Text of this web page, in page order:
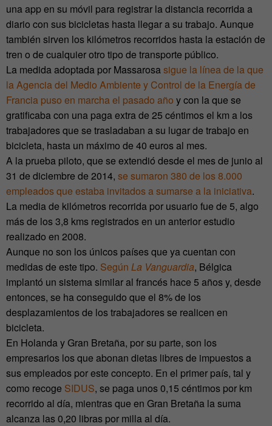
una app en su móvil para registrar la distancia recorrida a
diario con sus bicicletas hasta llegar a su trabajo. Aunque
también sirven los kilómetros recorridos hasta la estación de
tren o de cualquier otro tipo de transporte público.
La medida adoptada por Massarosasigue la línea de la que
la Agencia del Medio Ambiente y Control de la Energía de
Francia puso en marcha el pasado año y con la que se
gratificaba con una paga extra de 25 céntimos el km a los
trabajadores que se trasladaban a su lugar de trabajo en
bicicleta, hasta un máximo de 40 euros al mes.
A la prueba piloto, que se extendió desde el mes de junio al
31 de diciembre de 2014, se sumaron 380 de los 8.000
empleados que estaba invitados a sumarse a la iniciativa.
La media de kilómetros recorrida por usuario fue de 5, algo
más de los 3,8 kms registrados en un anterior estudio
realizado en 2008.
Aunque no son los únicos países que ya cuentan con
medidas de este tipo. Según La Vanguardia, Bélgica
implantó un sistema similar al francés hace 5 años y, desde
entonces, se ha conseguido que el 8% de los
desplazamientos de los trabajadores se realicen en
bicicleta.
En Holanda y Gran Bretaña, por su parte, son los
empresarios los que abonan dietas libres de impuestos a
sus empleados por este concepto. En el primer país, tal y
como recoge SIDUS, se paga unos 0,15 céntimos por km
recorrido al día, mientras que en Gran Bretaña la suma
alcanza las 0,20 libras por milla al día.